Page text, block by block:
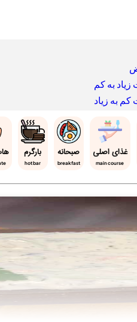
زیاد به کم
کم به زیاد
غذای اصلی
main course
صبحانه
breakfast
بارگرم
hot bar